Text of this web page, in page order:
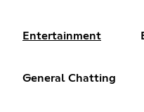
Entertainment
General Chatting